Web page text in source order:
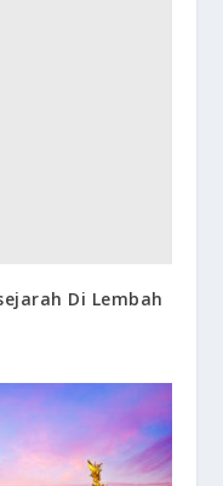
Di Lembah